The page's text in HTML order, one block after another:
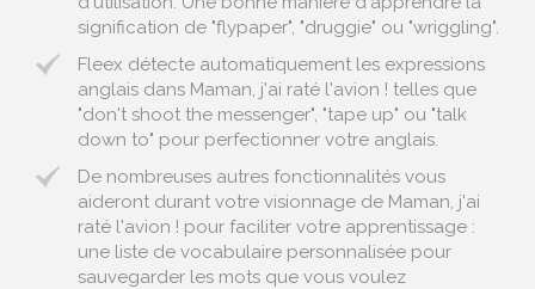
signification de "flypaper", "druggie" ou "wriggling".
Fleex détecte automatiquement les expressions
anglais dans Maman, j'ai raté l'avion ! telles que
"don't shoot the messenger", "tape up" ou "talk
down to" pour perfectionner votre anglais.
De nombreuses autres fonctionnalités vous
aideront durant votre visionnage de Maman, j'ai
raté l'avion ! pour faciliter votre apprentissage :
une liste de vocabulaire personnalisée pour
sauvegarder les mots que vous voulez